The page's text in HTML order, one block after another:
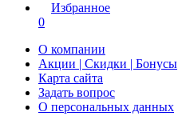
Избранное
0
О компании
Акции | Скидки | Бонусы
Карта сайта
Задать вопрос
О персональных данных